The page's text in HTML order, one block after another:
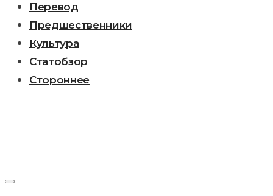
Перевод
Предшественники
Культура
Статобзор
Стороннее